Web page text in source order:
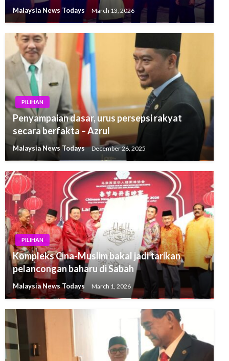
Malaysia News Todays March 13, 2026
PILIHAN
Penyampaian dasar, urus persepsi rakyat
secara berfakta – Azrul
Malaysia News Todays December 26, 2025
PILIHAN
Kompleks Cina-Muslim bakal jadi tarikan
pelancongan baharu di Sabah
Malaysia News Todays March 1, 2026